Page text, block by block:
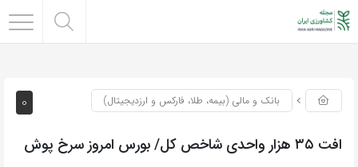
0 بانک و مالی (بیمه، طلا، فارکس و ارزدیجیتال)
افت ۳۵ هزار واحدی شاخص کل/ بورس امروز سرخ پوش